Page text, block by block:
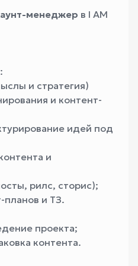
менеджер в I AM
и стратегия)
и контент-
идей под
и
рилс, сторис);
планов и ТЗ.
проекта;
контента.